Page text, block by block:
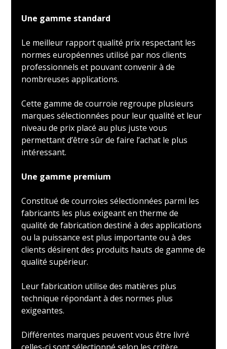
Une gamme standard
Le meilleur rapport qualité prix respectant les
normes européennes utilisé par nos clients
professionnels et pouvant convenir à de
nombreuses applications.
Cette gamme de courroie regroupe plusieurs
marques sélectionnées pour leur qualité et leur
niveau de prix placé au plus juste vous
permettant d’être sûr de faire l’achat le plus
intéressant.
Une gamme premium
Constitué de courroies sélectionnées parmi les
fabricants les plus exigeant en therme de
qualité de fabrication destiné à des applications
ou la puissance est plus importante ou à des
clients désirent des produits hauts de gamme de
qualité supérieur.
Leur fabrication utilise des matières plus
technique répondant à des normes plus
exigeantes.
Différentes marques peuvent vous être livré